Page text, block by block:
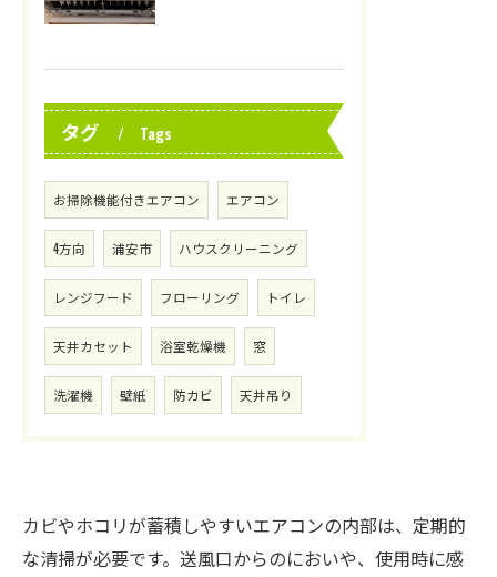
タグ Tags
お掃除機能付きエアコン エアコン
4方向 浦安市 ハウスクリーニング
レンジフード フローリング トイレ
天井カセット 浴室乾燥機 窓
洗濯機 壁紙 防カビ 天井吊り
カビやホコリが蓄積しやすいエアコンの内部は、定期的
な清掃が必要です。送風口からのにおいや、使用時に感